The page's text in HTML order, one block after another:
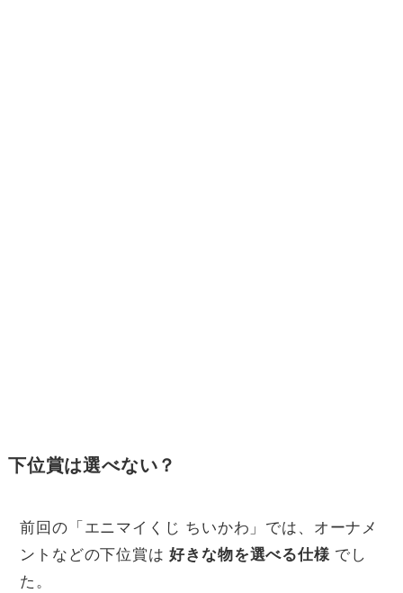
下位賞は選べない？
前回の「エニマイくじ ちいかわ」では、オーナメ
ントなどの下位賞は好きな物を選べる仕様でし
た。